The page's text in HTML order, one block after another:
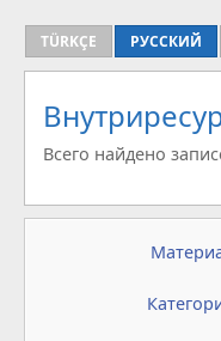
TÜRKÇE РУССКИЙ
Всего найдено